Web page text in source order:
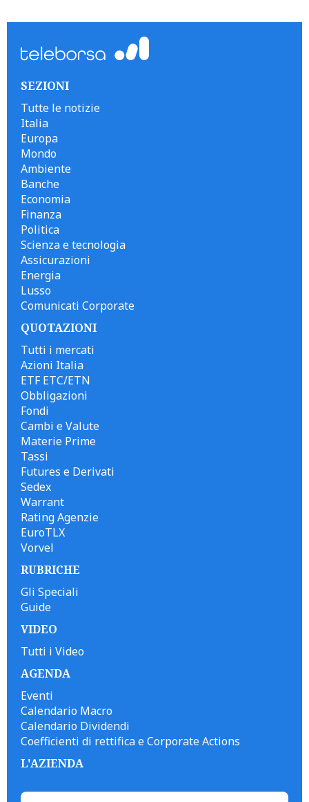
SEZIONI
Tutte le notizie
Italia
Europa
Mondo
Ambiente
Banche
Economia
Finanza
Politica
Scienza e tecnologia
Assicurazioni
Energia
Lusso
Comunicati Corporate
QUOTAZIONI
Tutti i mercati
Azioni Italia
ETF ETC/ETN
Obbligazioni
Fondi
Cambi e Valute
Materie Prime
Tassi
Futures e Derivati
Sedex
Warrant
Rating Agenzie
EuroTLX
Vorvel
RUBRICHE
Gli Speciali
Guide
VIDEO
Tutti i Video
AGENDA
Eventi
Calendario Macro
Calendario Dividendi
Coefficienti di rettifica e Corporate Actions
L'AZIENDA